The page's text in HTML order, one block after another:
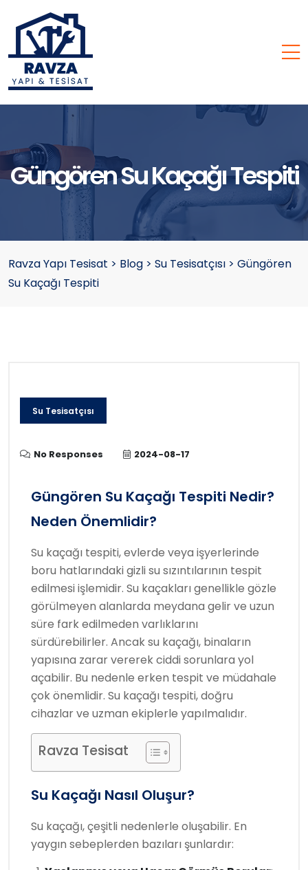
Güngören Su Kaçağı Tespiti
Ravza Yapı Tesisat > Blog > Su Tesisatçısı > Güngören
Su Kaçağı Tespiti
Su Tesisatçısı
No Responses 2024-08-17
Güngören Su Kaçağı Tespiti Nedir?
Neden Önemlidir?
Su kaçağı tespiti, evlerde veya işyerlerinde
boru hatlarındaki gizli su sızıntılarının tespit
edilmesi işlemidir. Su kaçakları genellikle gözle
görülmeyen alanlarda meydana gelir ve uzun
süre fark edilmeden varlıklarını
sürdürebilirler. Ancak su kaçağı, binaların
yapısına zarar vererek ciddi sorunlara yol
açabilir. Bu nedenle erken tespit ve müdahale
çok önemlidir. Su kaçağı tespiti, doğru
cihazlar ve uzman ekiplerle yapılmalıdır.
Ravza Tesisat
Su Kaçağı Nasıl Oluşur?
Su kaçağı, çeşitli nedenlerle oluşabilir. En
yaygın sebeplerden bazıları şunlardır: